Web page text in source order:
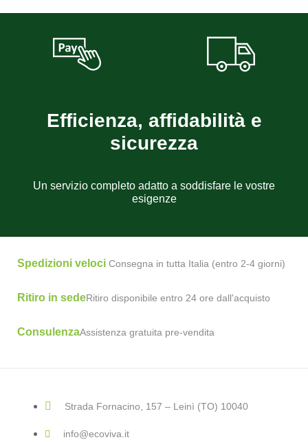
Efficienza, affidabilità e
sicurezza
Un servizio completo adatto a soddisfare le vostre
esigenze
Spedizioni veloci Consegna in tutta Italia (entro 2-4 giorni)
Ritiro in sedeRitiro disponibile entro 24 ore dall'acquisto
ConsulenzaAssistenza gratuita pre-vendita
Strada Fornacino, 157 – Leinì (TO) 10040
info@ecoviva.it